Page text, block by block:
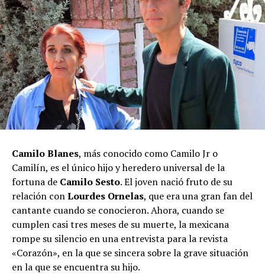
Camilo Blanes, más conocido como Camilo Jr o
Camilín, es el único hijo y heredero universal de la
fortuna de Camilo Sesto. El joven nació fruto de su
relación conLourdes Ornelas, que era una gran fan del
cantante cuando se conocieron. Ahora, cuando se
cumplen casi tres meses de su muerte, la mexicana
rompe su silencio en una entrevista para la revista
«Corazón», en la que se sincera sobre la grave situación
en la que se encuentra su hijo.